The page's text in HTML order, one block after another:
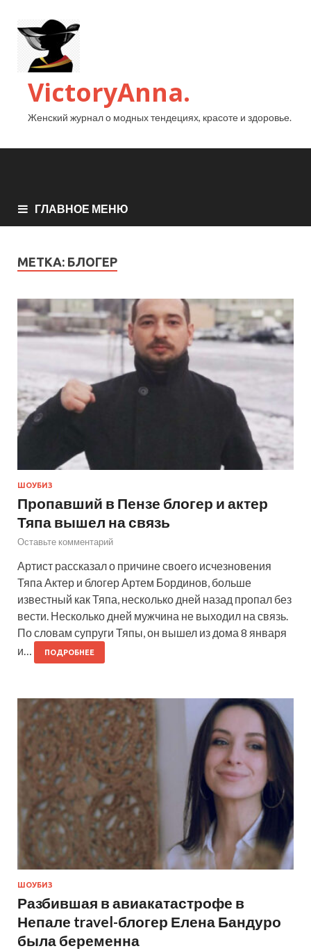
VictoryAnna.
Женский журнал о модных тендециях, красоте и здоровье.
ГЛАВНОЕ МЕНЮ
МЕТКА: БЛОГЕР
ШОУБИЗ
Пропавший в Пензе блогер и актер
Тяпа вышел на связь
Оставьте комментарий
Артист рассказал о причине своего исчезновения
Тяпа Актер и блогер Артем Бординов, больше
известный как Тяпа, несколько дней назад пропал без
вести. Несколько дней мужчина не выходил на связь.
По словам супруги Тяпы, он вышел из дома 8 января
и…
ПОДРОБНЕЕ
ШОУБИЗ
Разбившая в авиакатастрофе в
Непале travel-блогер Елена Бандуро
была беременна